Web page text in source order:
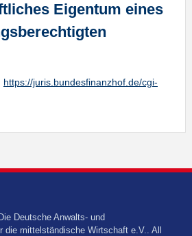
Eigentum eines
https://juris.bundesfinanzhof.de/cgi-
Deutsche Anwalts- und
die mittelständische Wirtschaft e.V.. All